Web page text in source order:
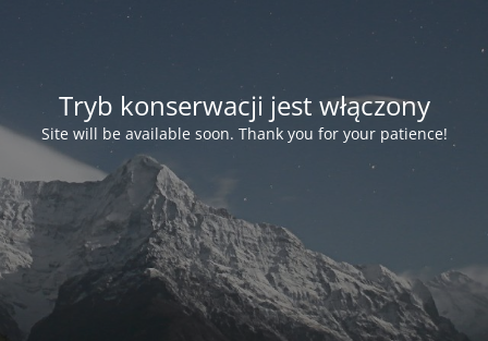
Tryb konserwacji jest włączony
Site will be available soon. Thank you for your patience!